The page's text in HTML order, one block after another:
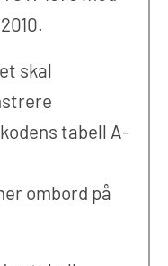
skal
tabell A-
ombord på